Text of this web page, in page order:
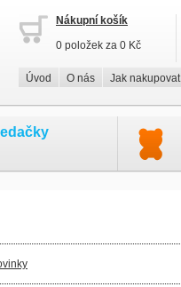
Nákupní košík
0 položek za 0 Kč
Úvod O nás Jak nakupovat